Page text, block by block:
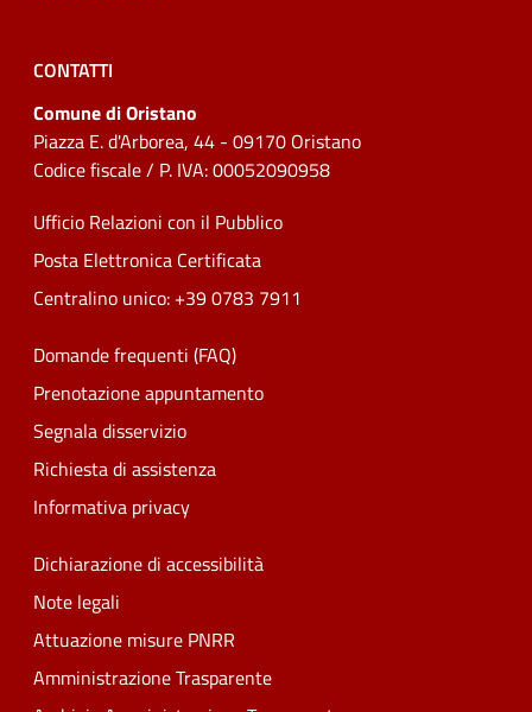
CONTATTI
Comune di Oristano
Piazza E. d'Arborea, 44 - 09170 Oristano
Codice fiscale / P. IVA: 00052090958
Ufficio Relazioni con il Pubblico
Posta Elettronica Certificata
Centralino unico: +39 0783 7911
Domande frequenti (FAQ)
Prenotazione appuntamento
Segnala disservizio
Richiesta di assistenza
Informativa privacy
Dichiarazione di accessibilità
Note legali
Attuazione misure PNRR
Amministrazione Trasparente